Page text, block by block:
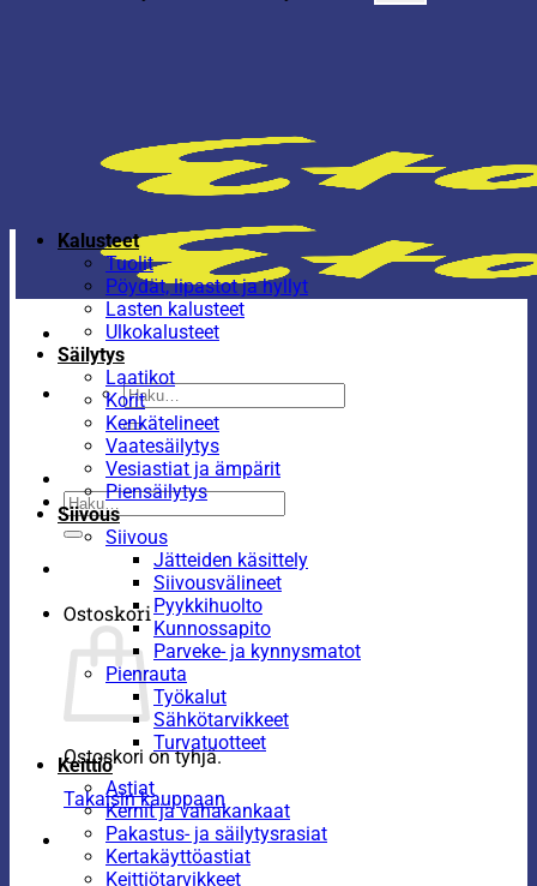
Etsi:
Etsi:
Ostoskori
Ostoskori on tyhjä.
Takaisin kauppaan
Kalusteet
Tuolit
Pöydät, lipastot ja hyllyt
Lasten kalusteet
Ulkokalusteet
Säilytys
Laatikot
Korit
Kenkätelineet
Vaatesäilytys
Vesiastiat ja ämpärit
Piensäilytys
Siivous
Siivous
Jätteiden käsittely
Siivousvälineet
Pyykkihuolto
Kunnossapito
Parveke- ja kynnysmatot
Pienrauta
Työkalut
Sähkötarvikkeet
Turvatuotteet
Keittiö
Astiat
Kernit ja vahakankaat
Pakastus- ja säilytysrasiat
Kertakäyttöastiat
Keittiötarvikkeet